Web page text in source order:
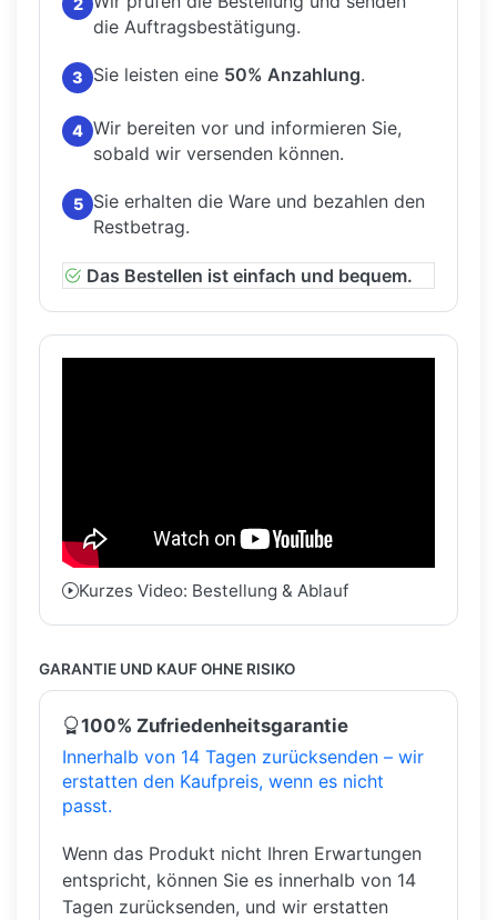
2
die Auftragsbestätigung.
3 Sie leisten eine 50% Anzahlung.
4 Wir bereiten vor und informieren Sie,
sobald wir versenden können.
5
Sie erhalten die Ware und bezahlen den
Restbetrag.
Das Bestellen ist einfach und bequem.
Kurzes Video: Bestellung & Ablauf
GARANTIE UND KAUF OHNE RISIKO
100% Zufriedenheitsgarantie
Innerhalb von 14 Tagen zurücksenden – wir
erstatten den Kaufpreis, wenn es nicht
passt.
Wenn das Produkt nicht Ihren Erwartungen
entspricht, können Sie es innerhalb von 14
Tagen zurücksenden, und wir erstatten